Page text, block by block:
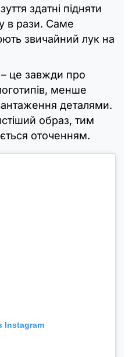
здатні підняти
в рази. Саме
звичайний лук на
це завжди про
менше
деталями.
образ, тим
оточенням.
Instagram